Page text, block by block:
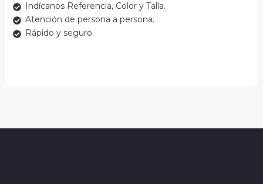
Indícanos Referencia, Color y Talla.
Atención de persona a persona.
Rápido y seguro.